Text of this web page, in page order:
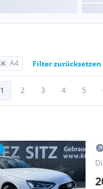
A4 Filter zurücksetzen
1 2 3 4 5